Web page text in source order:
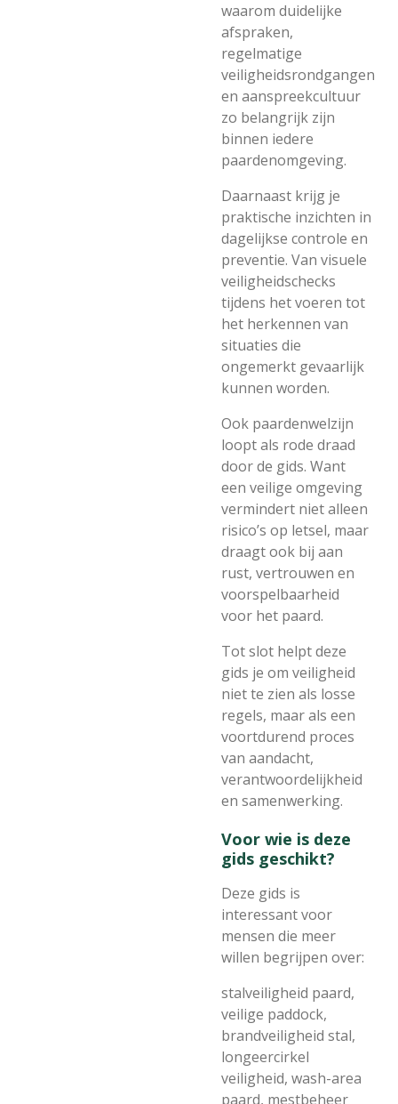
waarom duidelijke
afspraken,
regelmatige
veiligheidsrondgangen
en aanspreekcultuur
zo belangrijk zijn
binnen iedere
paardenomgeving.
Daarnaast krijg je
praktische inzichten in
dagelijkse controle en
preventie. Van visuele
veiligheidschecks
tijdens het voeren tot
het herkennen van
situaties die
ongemerkt gevaarlijk
kunnen worden.
Ook paardenwelzijn
loopt als rode draad
door de gids. Want
een veilige omgeving
vermindert niet alleen
risico’s op letsel, maar
draagt ook bij aan
rust, vertrouwen en
voorspelbaarheid
voor het paard.
Tot slot helpt deze
gids je om veiligheid
niet te zien als losse
regels, maar als een
voortdurend proces
van aandacht,
verantwoordelijkheid
en samenwerking.
Voor wie is deze
gids geschikt?
Deze gids is
interessant voor
mensen die meer
willen begrijpen over:
stalveiligheid paard,
veilige paddock,
brandveiligheid stal,
longeercirkel
veiligheid, wash-area
paard, mestbeheer